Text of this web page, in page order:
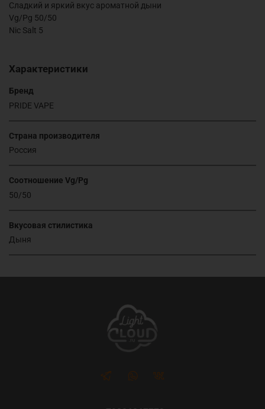
Сладкий и яркий вкус ароматной дыни
Vg/Pg 50/50
Nic Salt 5
Характеристики
Бренд
PRIDE VAPE
Страна производителя
Россия
Соотношение Vg/Pg
50/50
Вкусовая стилистика
Дыня